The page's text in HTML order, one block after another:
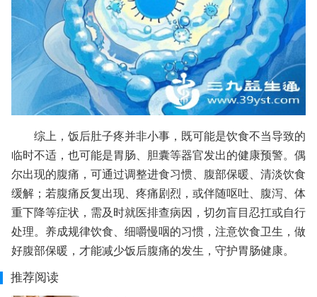
综上，饭后肚子疼并非小事，既可能是饮食不当导致的
临时不适，也可能是胃肠、胆囊等器官发出的健康预警。偶
尔出现的腹痛，可通过调整进食习惯、腹部保暖、清淡饮食
缓解；若腹痛反复出现、疼痛剧烈，或伴随呕吐、腹泻、体
重下降等症状，需及时就医排查病因，切勿盲目忍扛或自行
处理。养成规律饮食、细嚼慢咽的习惯，注意饮食卫生，做
好腹部保暖，才能减少饭后腹痛的发生，守护胃肠健康。
推荐阅读